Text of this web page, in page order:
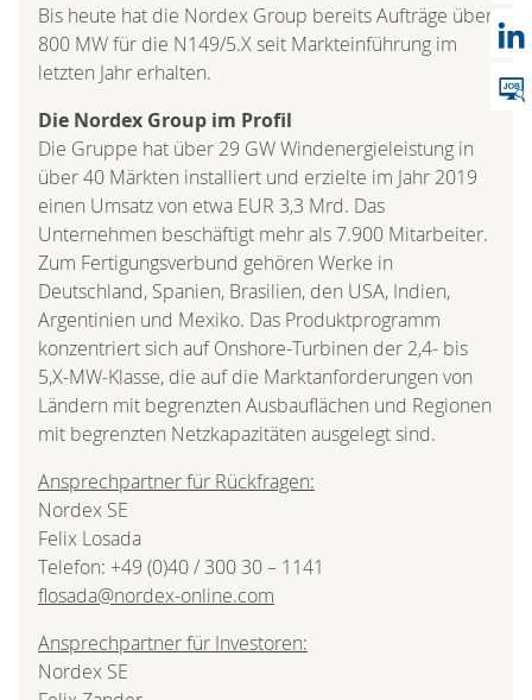
Bis heute hat die Nordex Group bereits Aufträge über
800 MW für die N149/5.X seit Markteinführung im
letzten Jahr erhalten.
Die Nordex Group im Profil
Die Gruppe hat über 29 GW Windenergieleistung in
über 40 Märkten installiert und erzielte im Jahr 2019
einen Umsatz von etwa EUR 3,3 Mrd. Das
Unternehmen beschäftigt mehr als 7.900 Mitarbeiter.
Zum Fertigungsverbund gehören Werke in
Deutschland, Spanien, Brasilien, den USA, Indien,
Argentinien und Mexiko. Das Produktprogramm
konzentriert sich auf Onshore-Turbinen der 2,4- bis
5,X-MW-Klasse, die auf die Marktanforderungen von
Ländern mit begrenzten Ausbauflächen und Regionen
mit begrenzten Netzkapazitäten ausgelegt sind.
Ansprechpartner für Rückfragen:
Nordex SE
Felix Losada
Telefon: +49 (0)40 / 300 30 – 1141
flosada@nordex-online.com
Ansprechpartner für Investoren:
Nordex SE